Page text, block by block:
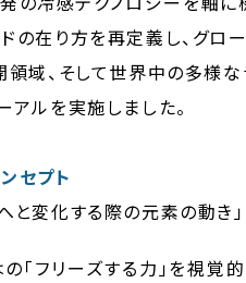
の在り方を再定義し、グ
領域、そして世界中の多様
アルを実施しました。
セプト
と変化する際の元素の動き
「フリーズする力」を視覚